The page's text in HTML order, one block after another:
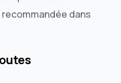
dans